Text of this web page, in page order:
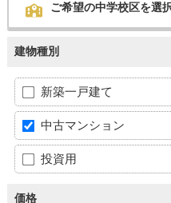
ご希望の中学校区を選
建物種別
新築一戸建て
中古マンション
投資用
価格